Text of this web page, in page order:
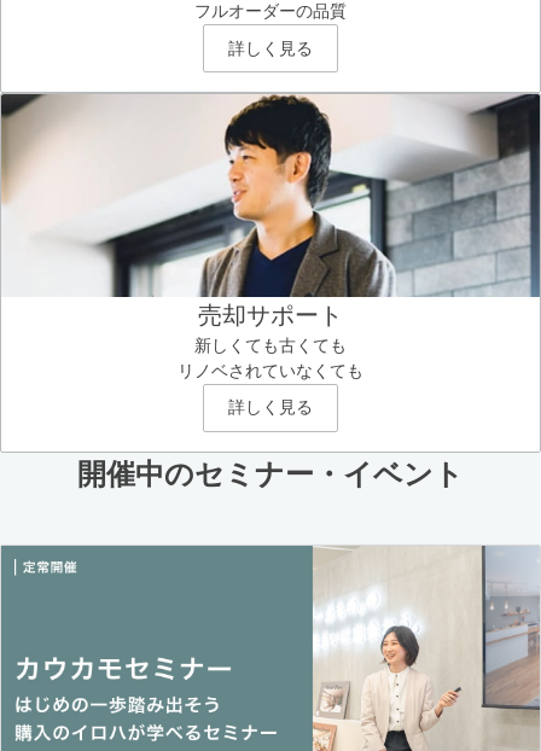
フルオーダーの品質
詳しく見る
売却サポート
新しくても古くても
リノベされていなくても
詳しく見る
開催中のセミナー・イベント